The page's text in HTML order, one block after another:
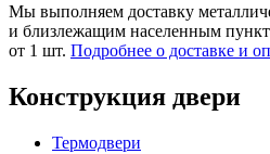
Мы выполняем доставку
и близлежащим населенным
от 1 шт. Подробнее о доставке и
Конструкция двери
Термодвери